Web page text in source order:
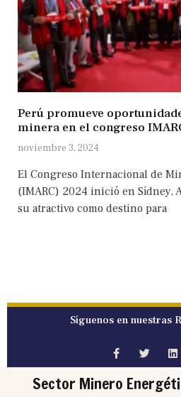
Perú promueve
minera en el congreso
noviembre 3, 2024
El Congreso Internacional de
(IMARC) 2024 inició en Sídney,
su atractivo como destino para
Síguenos en nuestras
Sector Minero